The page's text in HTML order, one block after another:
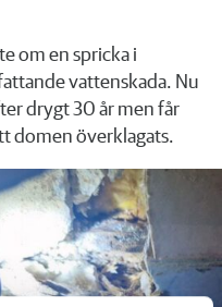
om en spricka i
vattenskada. Nu
drygt 30 år men får
domen överklagats.